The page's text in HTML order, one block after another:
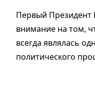
Первый Президент
внимание на том,
всегда являлась
политического